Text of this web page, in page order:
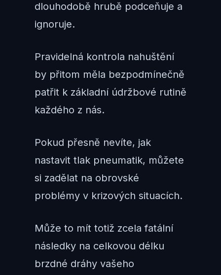
dlouhodobě hrubě podceňuje a
ignoruje.
Pravidelná kontrola nahuštění
by přitom měla bezpodmínečně
patřit k základní údržbové rutině
každého z nás.
Pokud přesně nevíte, jak
nastavit tlak pneumatik, můžete
si zadělat na obrovské
problémy v krizových situacích.
Může to mít totiž zcela fatální
následky na celkovou délku
brzdné dráhy vašeho